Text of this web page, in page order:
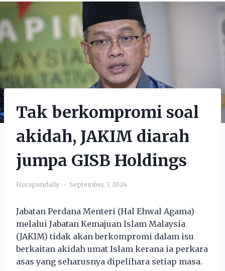
Tak berkompromi soal
akidah, JAKIM diarah
jumpa GISB Holdings
Harapandaily September 7, 2024
Jabatan Perdana Menteri (Hal Ehwal Agama)
melalui Jabatan Kemajuan Islam Malaysia
(JAKIM) tidak akan berkompromi dalam isu
berkaitan akidah umat Islam kerana ia perkara
asas yang seharusnya dipelihara setiap masa.